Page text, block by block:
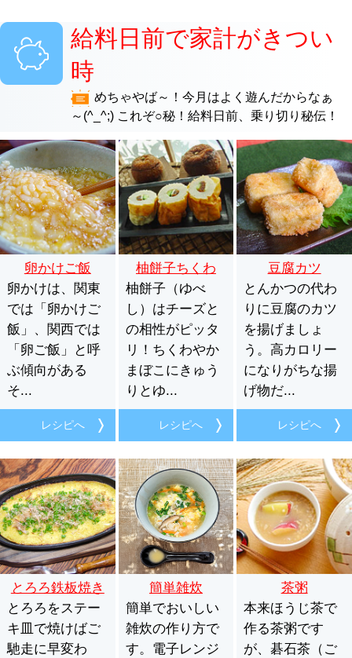
給料日前で家計がきつい
時
めちゃやば～！今月はよく遊んだからなぁ
～(^_^;) これぞ○秘！給料日前、乗り切り秘伝！
卵かけご飯
卵かけは、関東
では「卵かけご
飯」、関西では
「卵ご飯」と呼
ぶ傾向がある
そ...
レシピへ
柚餅子ちくわ
柚餅子（ゆべ
し）はチーズと
の相性がピッタ
リ！ちくわやか
まぼこにきゅう
りとゆ...
レシピへ
豆腐カツ
とんかつの代わ
りに豆腐のカツ
を揚げましょ
う。高カロリー
になりがちな揚
げ物だ...
レシピへ
とろろ鉄板焼き
とろろをステー
キ皿で焼けばご
馳走に早変わ
簡単雑炊
簡単でおいしい
雑炊の作り方で
す。電子レンジ
茶粥
本来ほうじ茶で
作る茶粥です
が、碁石茶（ご